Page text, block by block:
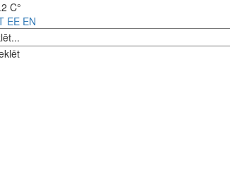
C°
EE EN